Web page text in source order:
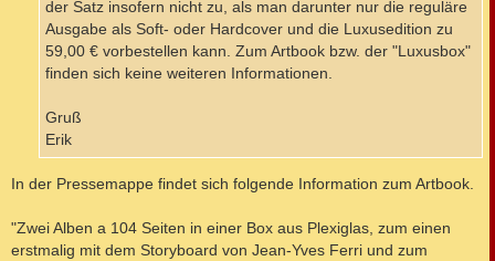
der Satz insofern nicht zu, als man darunter nur die reguläre
Ausgabe als Soft- oder Hardcover und die Luxusedition zu
59,00 € vorbestellen kann. Zum Artbook bzw. der "Luxusbox"
finden sich keine weiteren Informationen.
Gruß
Erik
In der Pressemappe findet sich folgende Information zum Artbook.
"Zwei Alben a 104 Seiten in einer Box aus Plexiglas, zum einen
erstmalig mit dem Storyboard von Jean-Yves Ferri und zum